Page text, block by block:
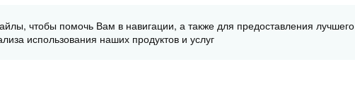
чтобы помочь Вам в навигации, а также для предоставления лучшего
использования наших продуктов и услуг